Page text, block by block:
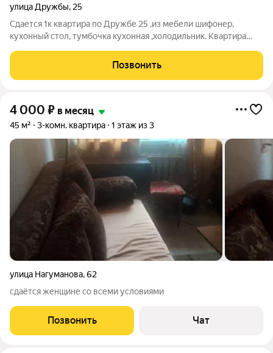
улица Дружбы, 25
Сдается 1к квартира по Дружбе 25 ,из мебели шифонер,
кухонный стол, тумбочка кухонная ,холодильник. Квартира
магазины, садик ,школа, остановка, учебные заведения
(СМПК),кинотеатр
Позвонить
4 000 ₽ в месяц
45 м² 3-комн. квартира 1 этаж из 3
улица Нагуманова,62
сдаётся женщине со всеми условиями
Позвонить Чат